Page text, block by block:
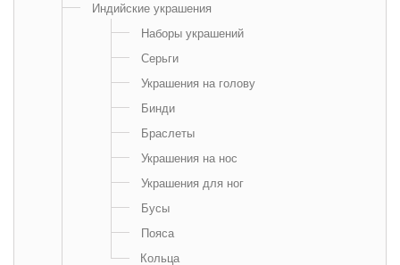
Индийские украшения
Наборы украшений
Серьги
Украшения на голову
Бинди
Браслеты
Украшения на нос
Украшения для ног
Бусы
Пояса
Кольца